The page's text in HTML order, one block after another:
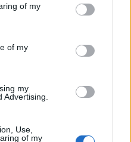
of my
of my
my
Advertising.
Use,
of my
Całe
szokujące, nie
w
Winicjusza.